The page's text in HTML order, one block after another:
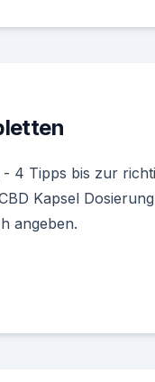
- 4 Tipps bis zur
Kapsel Dosierung
angeben.